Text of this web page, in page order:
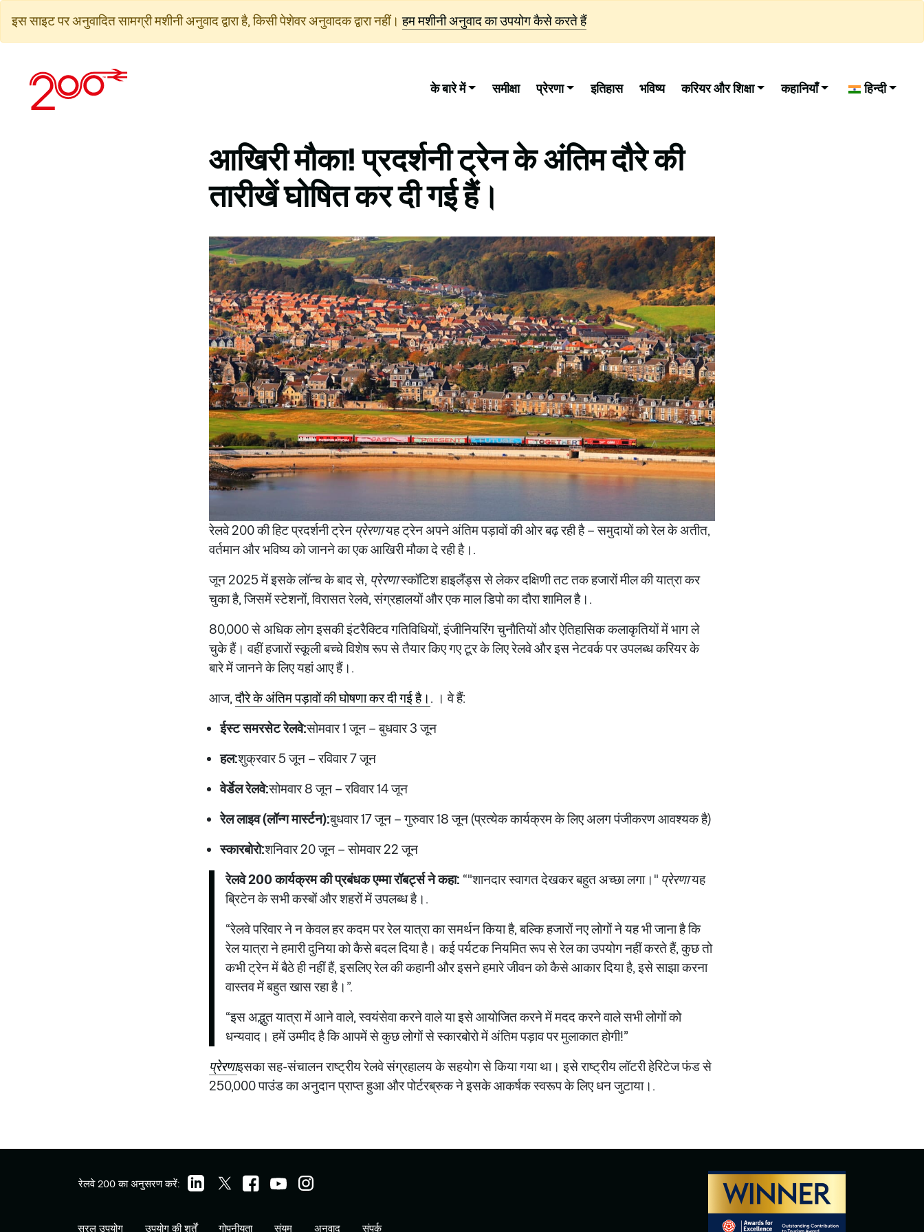
जाएं
इस साइट पर अनुवादित सामग्री मशीनी अनुवाद द्वारा है, किसी पेशेवर अनुवादक द्वारा नहीं। हम मशीनी अनुवाद का उपयोग कैसे करते हैं
के बारे में समीक्षा प्रेरणा इतिहास भविष्य करियर और शिक्षा कहानियाँ हिन्दी
आखिरी मौका! प्रदर्शनी ट्रेन के अंतिम दौरे की
तारीखें घोषित कर दी गई हैं।
रेलवे 200 की हिट प्रदर्शनी ट्रेन प्रेरणायह ट्रेन अपने अंतिम पड़ावों की ओर बढ़ रही है – समुदायों को रेल के अतीत,
वर्तमान और भविष्य को जानने का एक आखिरी मौका दे रही है।.
जून 2025 में इसके लॉन्च के बाद से, प्रेरणास्कॉटिश हाइलैंड्स से लेकर दक्षिणी तट तक हजारों मील की यात्रा कर
चुका है, जिसमें स्टेशनों, विरासत रेलवे, संग्रहालयों और एक माल डिपो का दौरा शामिल है।.
80,000 से अधिक लोग इसकी इंटरैक्टिव गतिविधियों, इंजीनियरिंग चुनौतियों और ऐतिहासिक कलाकृतियों में भाग ले
चुके हैं। वहीं हजारों स्कूली बच्चे विशेष रूप से तैयार किए गए टूर के लिए रेलवे और इस नेटवर्क पर उपलब्ध करियर के
बारे में जानने के लिए यहां आए हैं।.
आज,दौरे के अंतिम पड़ावों की घोषणा कर दी गई है। . । वे हैं:
ईस्ट समरसेट रेलवे:सोमवार 1 जून – बुधवार 3 जून
हल:शुक्रवार 5 जून – रविवार 7 जून
वेर्डेल रेलवे:सोमवार 8 जून – रविवार 14 जून
रेल लाइव (लॉन्ग मार्स्टन):बुधवार 17 जून – गुरुवार 18 जून (प्रत्येक कार्यक्रम के लिए अलग पंजीकरण आवश्यक है)
स्कारबोरो:शनिवार 20 जून – सोमवार 22 जून
रेलवे 200 कार्यक्रम की प्रबंधक एम्मा रॉबर्ट्स ने कहा: “"शानदार स्वागत देखकर बहुत अच्छा लगा।" प्रेरणायह
ब्रिटेन के सभी कस्बों और शहरों में उपलब्ध है।.
“रेलवे परिवार ने न केवल हर कदम पर रेल यात्रा का समर्थन किया है, बल्कि हजारों नए लोगों ने यह भी जाना है कि
रेल यात्रा ने हमारी दुनिया को कैसे बदल दिया है। कई पर्यटक नियमित रूप से रेल का उपयोग नहीं करते हैं, कुछ तो
कभी ट्रेन में बैठे ही नहीं हैं, इसलिए रेल की कहानी और इसने हमारे जीवन को कैसे आकार दिया है, इसे साझा करना
वास्तव में बहुत खास रहा है।”.
“इस अद्भुत यात्रा में आने वाले, स्वयंसेवा करने वाले या इसे आयोजित करने में मदद करने वाले सभी लोगों को
धन्यवाद। हमें उम्मीद है कि आपमें से कुछ लोगों से स्कारबोरो में अंतिम पड़ाव पर मुलाकात होगी!”
प्रेरणाइसका सह-संचालन राष्ट्रीय रेलवे संग्रहालय के सहयोग से किया गया था। इसे राष्ट्रीय लॉटरी हेरिटेज फंड से
250,000 पाउंड का अनुदान प्राप्त हुआ और पोर्टरब्रुक ने इसके आकर्षक स्वरूप के लिए धन जुटाया।.
रेलवे 200 का अनुसरण करें:
सरल उपयोग उपयोग की शर्तें गोपनीयता संयम अनुवाद संपर्क